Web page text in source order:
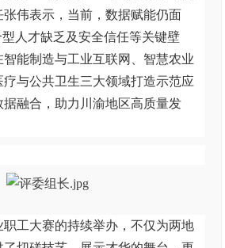
伟表示，当前，数据赋能仍面
人才缺乏及安全信任等关键壁
能制造与工业互联网、智慧农业
与公共卫生三大领域打造示范应
融合，助力 川渝地区高质量发
职工大赛的持续举办，不仅为两地